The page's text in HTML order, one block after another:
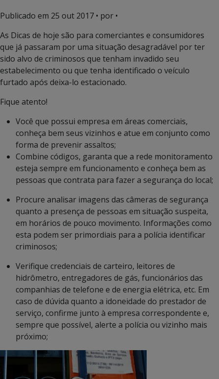
Publicado em 25 out 2017 • por •
As Dicas de hoje são para comerciantes e consumidores
que já passaram por uma situação desagradável por ter
sido alvo de criminosos que tenham invadido seu
estabelecimento ou que tenha identificado o veículo
furtado após deixa-lo estacionado.
Fique atento!
Você que possui empresa em áreas comerciais,
conheça bem seus vizinhos e atue em conjunto como
forma de prevenir assaltos;
Combine códigos, garanta que a rede monitoramento
esteja sempre em funcionamento e conheça bem as
pessoas que contrata para fazer a segurança do local;
Procure analisar imagens das câmeras de segurança
quanto a presença de pessoas em situação suspeita,
em horários de pouco movimento. Informações como
esta podem ser primordiais para a polícia identificar
criminosos;
Verifique credenciais de carteiro, leitores de
hidrômetro, entregadores de gás, funcionários das
companhias de telefone e de energia elétrica, etc. Em
caso de dúvida quanto a idoneidade do prestador de
serviço, confirme junto à empresa correspondente e,
sempre que possível, alerte a polícia ou vizinho mais
próximo;